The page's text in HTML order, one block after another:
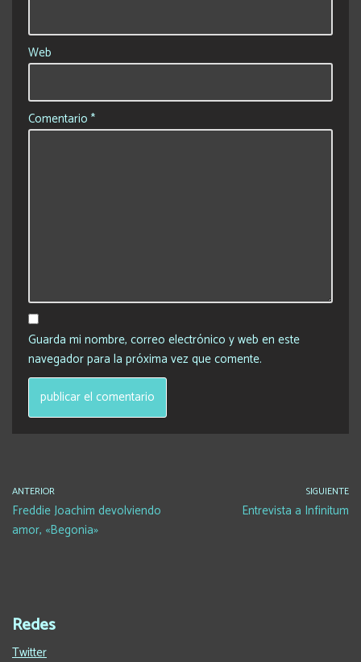
Web
Comentario *
Guarda mi nombre, correo electrónico y web en este
navegador para la próxima vez que comente.
ANTERIOR
Freddie Joachim devolviendo
amor, «Begonia»
SIGUIENTE
Entrevista a Infinitum
Redes
Twitter